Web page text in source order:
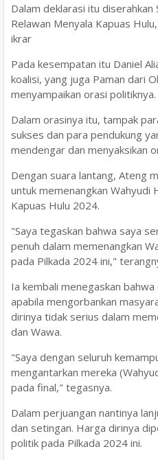
Dalam deklarasi itu
Relawan Menyala Kapuas
ikrar
Pada kesempatan itu Daniel
koalisi, yang juga Paman dari
menyampaikan orasi politiknya.
Dalam orasinya itu, tampak
sukses dan para pendukung
mendengar dan menyaksikan
Dengan suara lantang, Ateng
untuk memenangkan Wahyudi
Kapuas Hulu 2024.
"Saya tegaskan bahwa saya
penuh dalam memenangkan
pada Pilkada 2024 ini,"
Ia kembali menegaskan
apabila mengorbankan
dirinya tidak serius dalam
dan Wawa.
"Saya dengan seluruh
mengantarkan mereka
pada final," tegasnya.
Dalam perjuangan nantinya
dan setingan. Harga dirinya
politik pada Pilkada 2024 ini.